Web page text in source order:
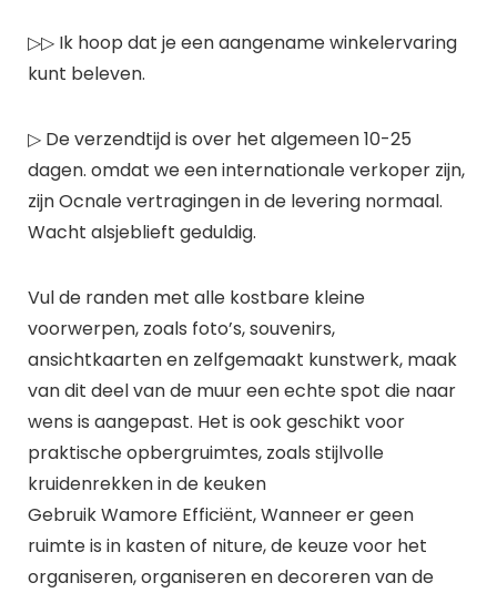
▷▷ Ik hoop dat je een aangename winkelervaring
kunt beleven.
▷ De verzendtijd is over het algemeen 10-25
dagen. omdat we een internationale verkoper zijn,
zijn Ocnale vertragingen in de levering normaal.
Wacht alsjeblieft geduldig.
Vul de randen met alle kostbare kleine
voorwerpen, zoals foto’s, souvenirs,
ansichtkaarten en zelfgemaakt kunstwerk, maak
van dit deel van de muur een echte spot die naar
wens is aangepast. Het is ook geschikt voor
praktische opbergruimtes, zoals stijlvolle
kruidenrekken in de keuken
Gebruik Wamore Efficiënt, Wanneer er geen
ruimte is in kasten of niture, de keuze voor het
organiseren, organiseren en decoreren van de